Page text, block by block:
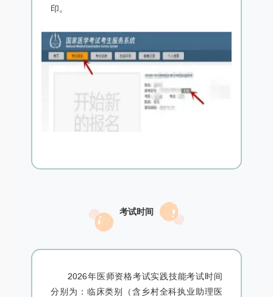
印。
考试时间
2026年医师资格考试实践技能考试时间
分别为：临床类别（含乡村全科执业助理医